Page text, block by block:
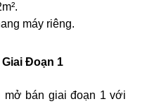
máy riêng.
Đoạn 1
mở bán giai đoạn 1 với